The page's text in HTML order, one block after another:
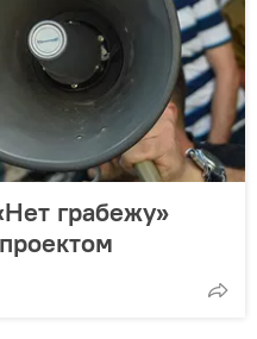
грабежу»